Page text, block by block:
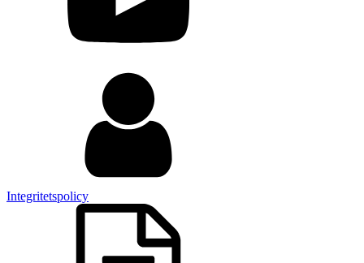
Integritetspolicy